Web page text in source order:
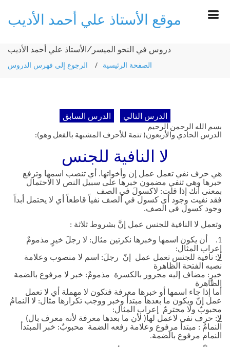
موقع الأستاذ علي أحمد الأديب
دروس في النحو الميسر/الأستاذ علي أحمد الأديب
الرجوع إلى فهرس الدروس
الصفحة الرئيسية
بسم الله الرحمن الرحيم
الدرس الحادي والأربعون( تتمة للأحرف المشبهة بالفعل وهو):
لا النافية للجنس
هي حرف نفي تعمل عمل إن وأخواتها. أي تنصب اسمها وترفع
خبرها وهي تنفي مضمون خبرها على سبيل النص لا الاحتمال
بمعنى أنك إذا قلت: لاكسولَ في الصف
فقد نفيت وجود أي كسول في الصف نفياً قاطعاً أي لا يحتمل أبداً
وجود كسول في الصف.
وتعمل لا النافية للجنس عمل إنَّ بشروط ثلاثة :
1.
أن يكون اسمها وخبرها نكرتين مثال: لا رجلَ خيرٍ مذمومٌ
إعراب المثال:
لا: نافية للجنس تعمل عمل إنّ رجلَ: اسم لا منصوب وعلامة
نصبه الفتحة الظاهرة
خيرٍ: مضاف إليه مجرور بالكسرة مذمومٌ: خبر لا مرفوع بالضمة
الظاهرة
أما إذا جاء اسمها أو خبرها معرفة فتكون لا مهملة أي لا تعمل
عمل إنّ ويكون ما بعدها مبتدأ وخبر ووجب تكرارها مثال: لا النمامُ
محبوبٌ ولا محترمٌ إعراب المثال:
لا: حرف نفي لاعمل لها( لأن ما بعدها معرفة لأنه معرف بال)
النمامُ : مبتدأ مرفوع وعلامة رفعه الضمة محبوبٌ: خبر المبتدأ
النمام مرفوع بالضمة.